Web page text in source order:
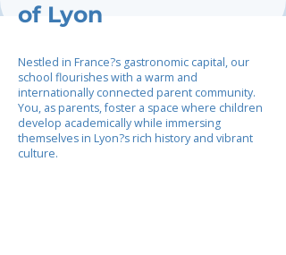
of Lyon
Nestled in France?s gastronomic capital, our
school flourishes with a warm and
internationally connected parent community.
You, as parents, foster a space where children
develop academically while immersing
themselves in Lyon?s rich history and vibrant
culture.